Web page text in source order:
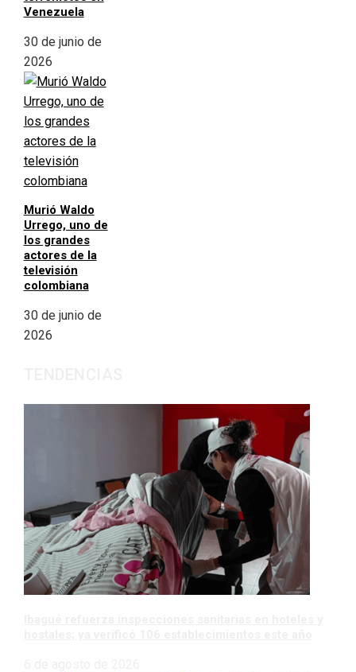
Venezuela
30 de junio de
2026
Murió Waldo
Urrego, uno de
los grandes
actores de la
televisión
colombiana
30 de junio de
2026